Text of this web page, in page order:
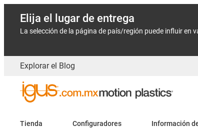
Elija el lugar de entrega
La selección de la página de país/región puede influir en
Explorar el Blog
Tienda Configuradores Información